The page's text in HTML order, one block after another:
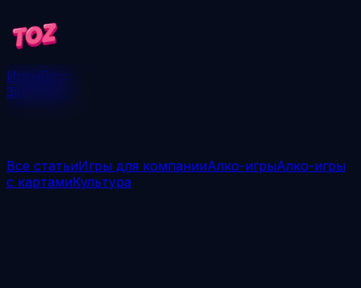
ИгрыБлог
Загрузить
Все статьиИгры для компанииАлко-игрыАлко-игры
с картамиКультура